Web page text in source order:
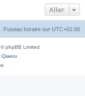
Aller
Fuseau horaire sur UTC+01:00
phpBB Limited
Qiaeru